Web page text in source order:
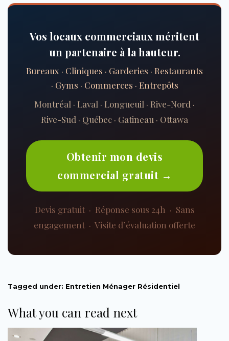
Vos locaux commerciaux méritent
un partenaire à la hauteur.
Bureaux · Cliniques · Garderies · Restaurants
· Gyms · Commerces · Entrepôts
Montréal · Laval · Longueuil · Rive-Nord ·
Rive-Sud · Québec · Gatineau · Ottawa
Obtenir mon devis
commercial gratuit →
Devis gratuit · Réponse sous 24h · Sans
engagement · Visite d’évaluation offerte
Tagged under: Entretien Ménager Résidentiel
What you can read next